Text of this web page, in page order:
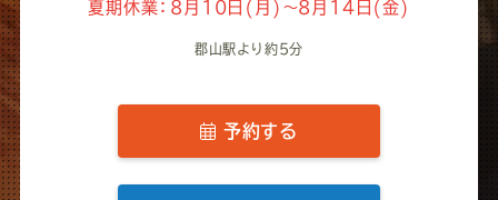
夏期休業：8月10日(月)～8月14日(金)
郡山駅より約5分
予約する